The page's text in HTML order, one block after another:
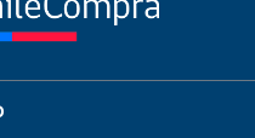
9549